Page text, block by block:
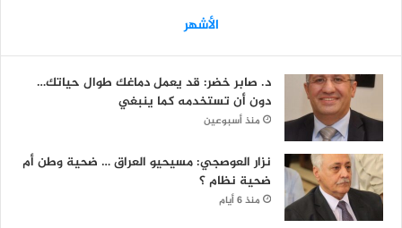
الأشهر
د. صابر خضر: قد يعمل دماغك طوال حياتك…
دون أن تستخدمه كما ينبغي
منذ أسبوعين
نزار العوصجي: مسيحيو العراق … ضحية وطن أم
ضحية نظام ؟
منذ 6 أيام